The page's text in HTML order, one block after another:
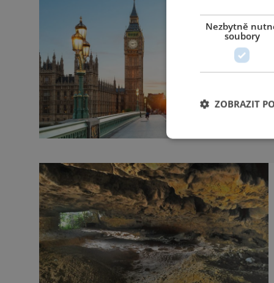
Nezbytně
soubory
ZOBRAZIT